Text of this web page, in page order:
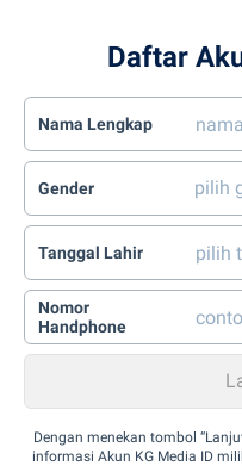
Daftar
Nama Lengkap
Gender
Tanggal Lahir
Nomor
Handphone
Dengan menekan tombol
informasi Akun KG Media ID